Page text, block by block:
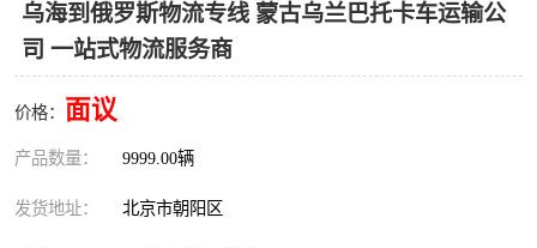
乌海到俄罗斯物流专线 蒙古乌兰巴托卡车运输公
司 一站式物流服务商
价格： 面议
产品数量： 9999.00辆
发货地址： 北京市朝阳区